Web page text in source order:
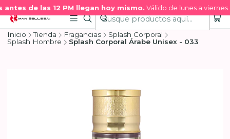
de las 12 PM llegan hoy mismo.Válido de lunes a viernes
Inicio Tienda Fragancias
Splash Corporal
Splash Hombre
Splash Corporal Árabe Unisex - 033